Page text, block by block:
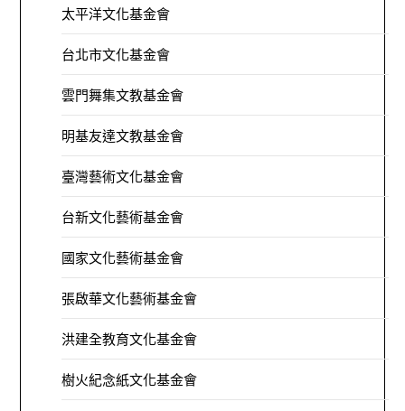
太平洋文化基金會
台北市文化基金會
雲門舞集文教基金會
明基友達文教基金會
臺灣藝術文化基金會
台新文化藝術基金會
國家文化藝術基金會
張啟華文化藝術基金會
洪建全教育文化基金會
樹火紀念紙文化基金會